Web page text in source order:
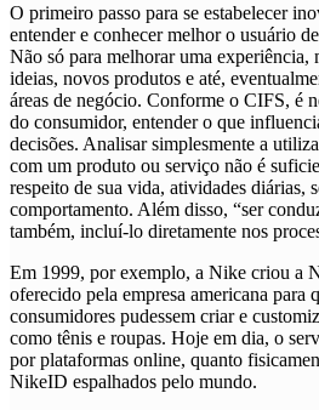
O primeiro passo para se estabelecer
entender e conhecer melhor o usuário
Não só para melhorar uma experiência,
ideias, novos produtos e até,
áreas de negócio. Conforme o CIFS, é
do consumidor, entender o que
decisões. Analisar simplesmente a
com um produto ou serviço não é
respeito de sua vida, atividades diárias,
comportamento. Além disso, “ser
também, incluí-lo diretamente nos
Em 1999, por exemplo, a Nike criou a
oferecido pela empresa americana para
consumidores pudessem criar e
como tênis e roupas. Hoje em dia, o
por plataformas online, quanto
NikeID espalhados pelo mundo.